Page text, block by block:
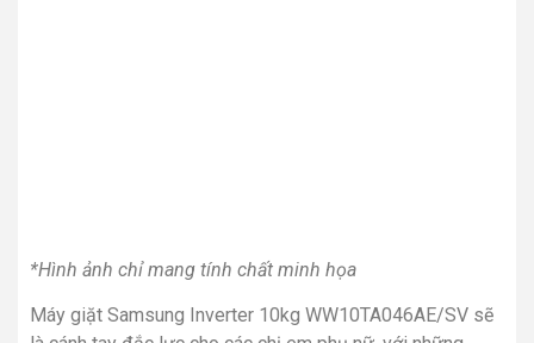
*Hình ảnh chỉ mang tính chất minh họa
Máy giặt Samsung Inverter 10kg WW10TA046AE/SV sẽ